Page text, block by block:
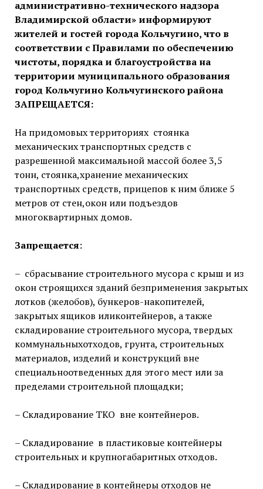
административно-технического надзора
Владимирской области» информируют
жителей и гостей города Кольчугино, что в
соответствии с Правилами по обеспечению
чистоты, порядка и благоустройства на
территории муниципального образования
город Кольчугино Кольчугинского района
ЗАПРЕЩАЕТСЯ:
На придомовых территориях стоянка
механических транспортных средств с
разрешенной максимальной массой более 3,5
тонн, стоянка,хранение механических
транспортных средств, прицепов к ним ближе 5
метров от стен,окон или подъездов
многоквартирных домов.
Запрещается:
– сбрасывание строительного мусора с крыш и из
окон строящихся зданий безприменения закрытых
лотков (желобов), бункеров-накопителей,
закрытых ящиков иликонтейнеров, а также
складирование строительного мусора, твердых
коммунальныхотходов, грунта, строительных
материалов, изделий и конструкций вне
специальноотведенных для этого мест или за
пределами строительной площадки;
– Складирование ТКО вне контейнеров.
– Складирование в пластиковые контейнеры
строительных и крупногабаритных отходов.
– Складирование в контейнеры отходов не